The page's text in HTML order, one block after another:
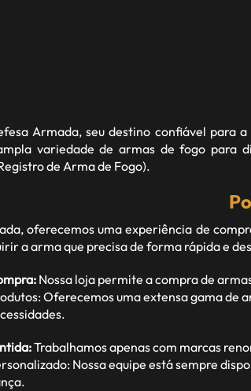
Armada, seu destino confiável para
variedade de armas de fogo para
de Arma de Fogo).
oferecemos uma experiência de
a arma que precisa de forma rápida e
Nossa loja permite a compra de
Oferecemos uma extensa gama de
Trabalhamos apenas com marcas
Nossa equipe está sempre